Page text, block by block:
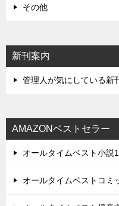
その他
新刊案内
管理人が気にしている新
AMAZONベストセラー
オールタイムベスト小説
オールタイムベストコミ